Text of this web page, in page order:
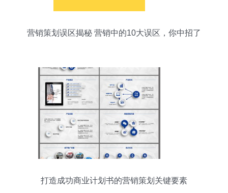
营销策划误区揭秘 营销中的10大误区，你中招了
打造成功商业计划书的营销策划关键要素